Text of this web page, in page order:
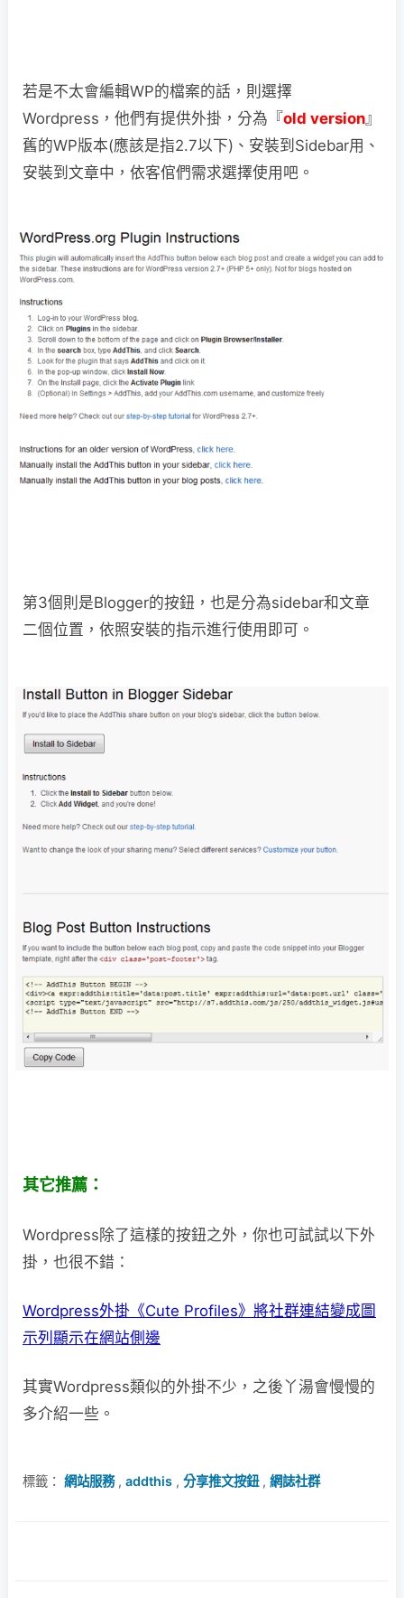
若是不太會編輯WP的檔案的話，則選擇
Wordpress，他們有提供外掛，分為『old version』
舊的WP版本(應該是指2.7以下)、安裝到Sidebar用、
安裝到文章中，依客倌們需求選擇使用吧。
第3個則是Blogger的按鈕，也是分為sidebar和文章
二個位置，依照安裝的指示進行使用即可。
其它推薦：
Wordpress除了這樣的按鈕之外，你也可試試以下外
掛，也很不錯：
Wordpress外掛《Cute Profiles》將社群連結變成圖
示列顯示在網站側邊
其實Wordpress類似的外掛不少，之後丫湯會慢慢的
多介紹一些。
標籤： 網站服務, addthis , 分享推文按鈕, 網誌社群